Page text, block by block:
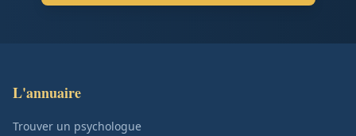
L'annuaire
Trouver un psychologue